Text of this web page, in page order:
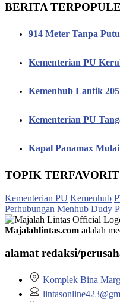
BERITA
914 Meter Tanpa
Kementerian PU
Kemenhub Lantik
Kementerian PU
Kapal Panamax
TOPIK TERFAVORIT
Kementerian PU Kemenhub
Perhubungan Menhub Dudy
Majalahlintas.com adalah
alamat redaksi/
Komplek Bina